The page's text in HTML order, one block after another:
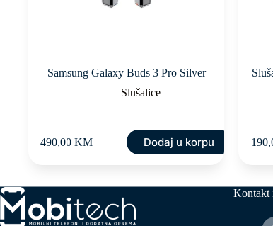
Samsung Galaxy Buds 3 Pro Silver
Slušalice
490,00KM Dodaj u korpu
Kontakt